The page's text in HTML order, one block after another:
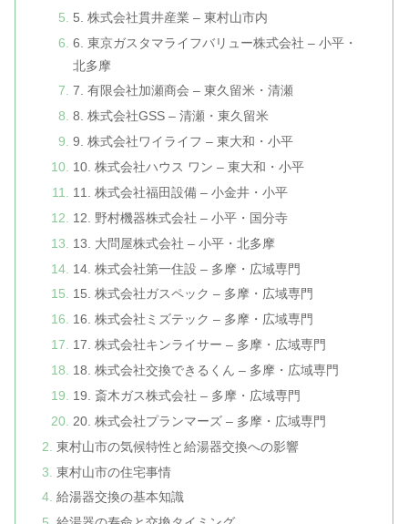
5. 株式会社貫井産業 – 東村山市内
6. 東京ガスタマライフバリュー株式会社 – 小平・
北多摩
7. 有限会社加瀬商会 – 東久留米・清瀬
8. 株式会社GSS – 清瀬・東久留米
9. 株式会社ワイライフ – 東大和・小平
10. 株式会社ハウス ワン – 東大和・小平
11. 株式会社福田設備 – 小金井・小平
12. 野村機器株式会社 – 小平・国分寺
13. 大問屋株式会社 – 小平・北多摩
14. 株式会社第一住設 – 多摩・広域専門
15. 株式会社ガスペック – 多摩・広域専門
16. 株式会社ミズテック – 多摩・広域専門
17. 株式会社キンライサー – 多摩・広域専門
18. 株式会社交換できるくん – 多摩・広域専門
19. 斎木ガス株式会社 – 多摩・広域専門
20. 株式会社プランマーズ – 多摩・広域専門
東村山市の気候特性と給湯器交換への影響
東村山市の住宅事情
給湯器交換の基本知識